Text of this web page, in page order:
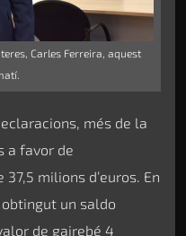
Carles Ferreira, aquest
més de la
a favor de
milions d’euros. En
un saldo
de gairebé 4